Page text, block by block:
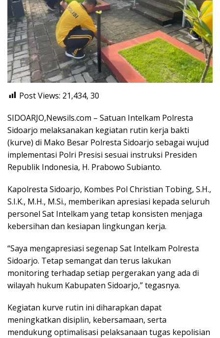
Post Views: 21,434, 30
SIDOARJO,Newsils.com – Satuan Intelkam Polresta
Sidoarjo melaksanakan kegiatan rutin kerja bakti
(kurve) di Mako Besar Polresta Sidoarjo sebagai wujud
implementasi Polri Presisi sesuai instruksi Presiden
Republik Indonesia, H. Prabowo Subianto.
Kapolresta Sidoarjo, Kombes Pol Christian Tobing, S.H.,
S.I.K., M.H., M.Si., memberikan apresiasi kepada seluruh
personel Sat Intelkam yang tetap konsisten menjaga
kebersihan dan kesiapan lingkungan kerja.
“Saya mengapresiasi segenap Sat Intelkam Polresta
Sidoarjo. Tetap semangat dan terus lakukan
monitoring terhadap setiap pergerakan yang ada di
wilayah hukum Kabupaten Sidoarjo,” tegasnya.
Kegiatan kurve rutin ini diharapkan dapat
meningkatkan disiplin, kebersamaan, serta
mendukung optimalisasi pelaksanaan tugas kepolisian